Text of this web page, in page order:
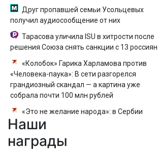
Друг пропавшей семьи Усольцевых
получил аудиосообщение от них
Тарасова уличила ISU в хитрости после
решения Союза снять санкции с 13 россиян
«Колобок» Гарика Харламова против
«Человека-паука»: В сети разгорелся
грандиозный скандал — а картина уже
собрала почти 100 млн рублей
«Это не желание народа»: в Сербии
рассказали, что заставило страну принять
Наши
награды